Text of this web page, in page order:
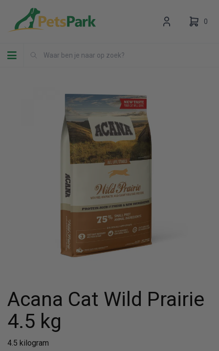
Toggle navigation
0
Uw winkelwagen is leeg.
Vul hem met producten.
Acana Cat Wild Prairie
4.5 kg
4.5 kilogram